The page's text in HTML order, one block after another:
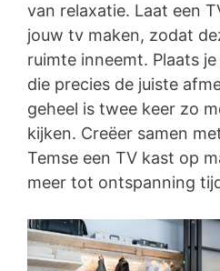
van relaxatie. Laat een
jouw tv maken, zodat
ruimte inneemt. Plaats
die precies de juiste
geheel is twee keer zo
kijken. Creëer samen
Temse een TV kast op
meer tot ontspanning